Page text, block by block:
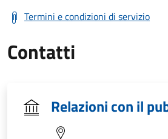
Termini e condizioni di servizio
Contatti
Relazioni con il